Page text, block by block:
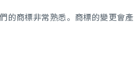
的商標非常熟悉。商標的變更會產